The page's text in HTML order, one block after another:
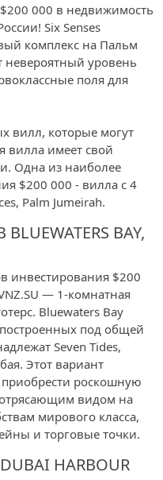
000 в недвижимость
Six Senses
комплекс на Пальм
невероятный уровень
поля для
вилл, которые могут
вилла имеет свой
Одна из наиболее
$200 000 - вилла с 4
Palm Jumeirah.
BAY,
инвестирования $200
— 1-комнатная
Bluewaters Bay
под общей
Seven Tides,
Этот вариант
роскошную
видом на
мирового класса,
и торговые точки.
HARBOUR